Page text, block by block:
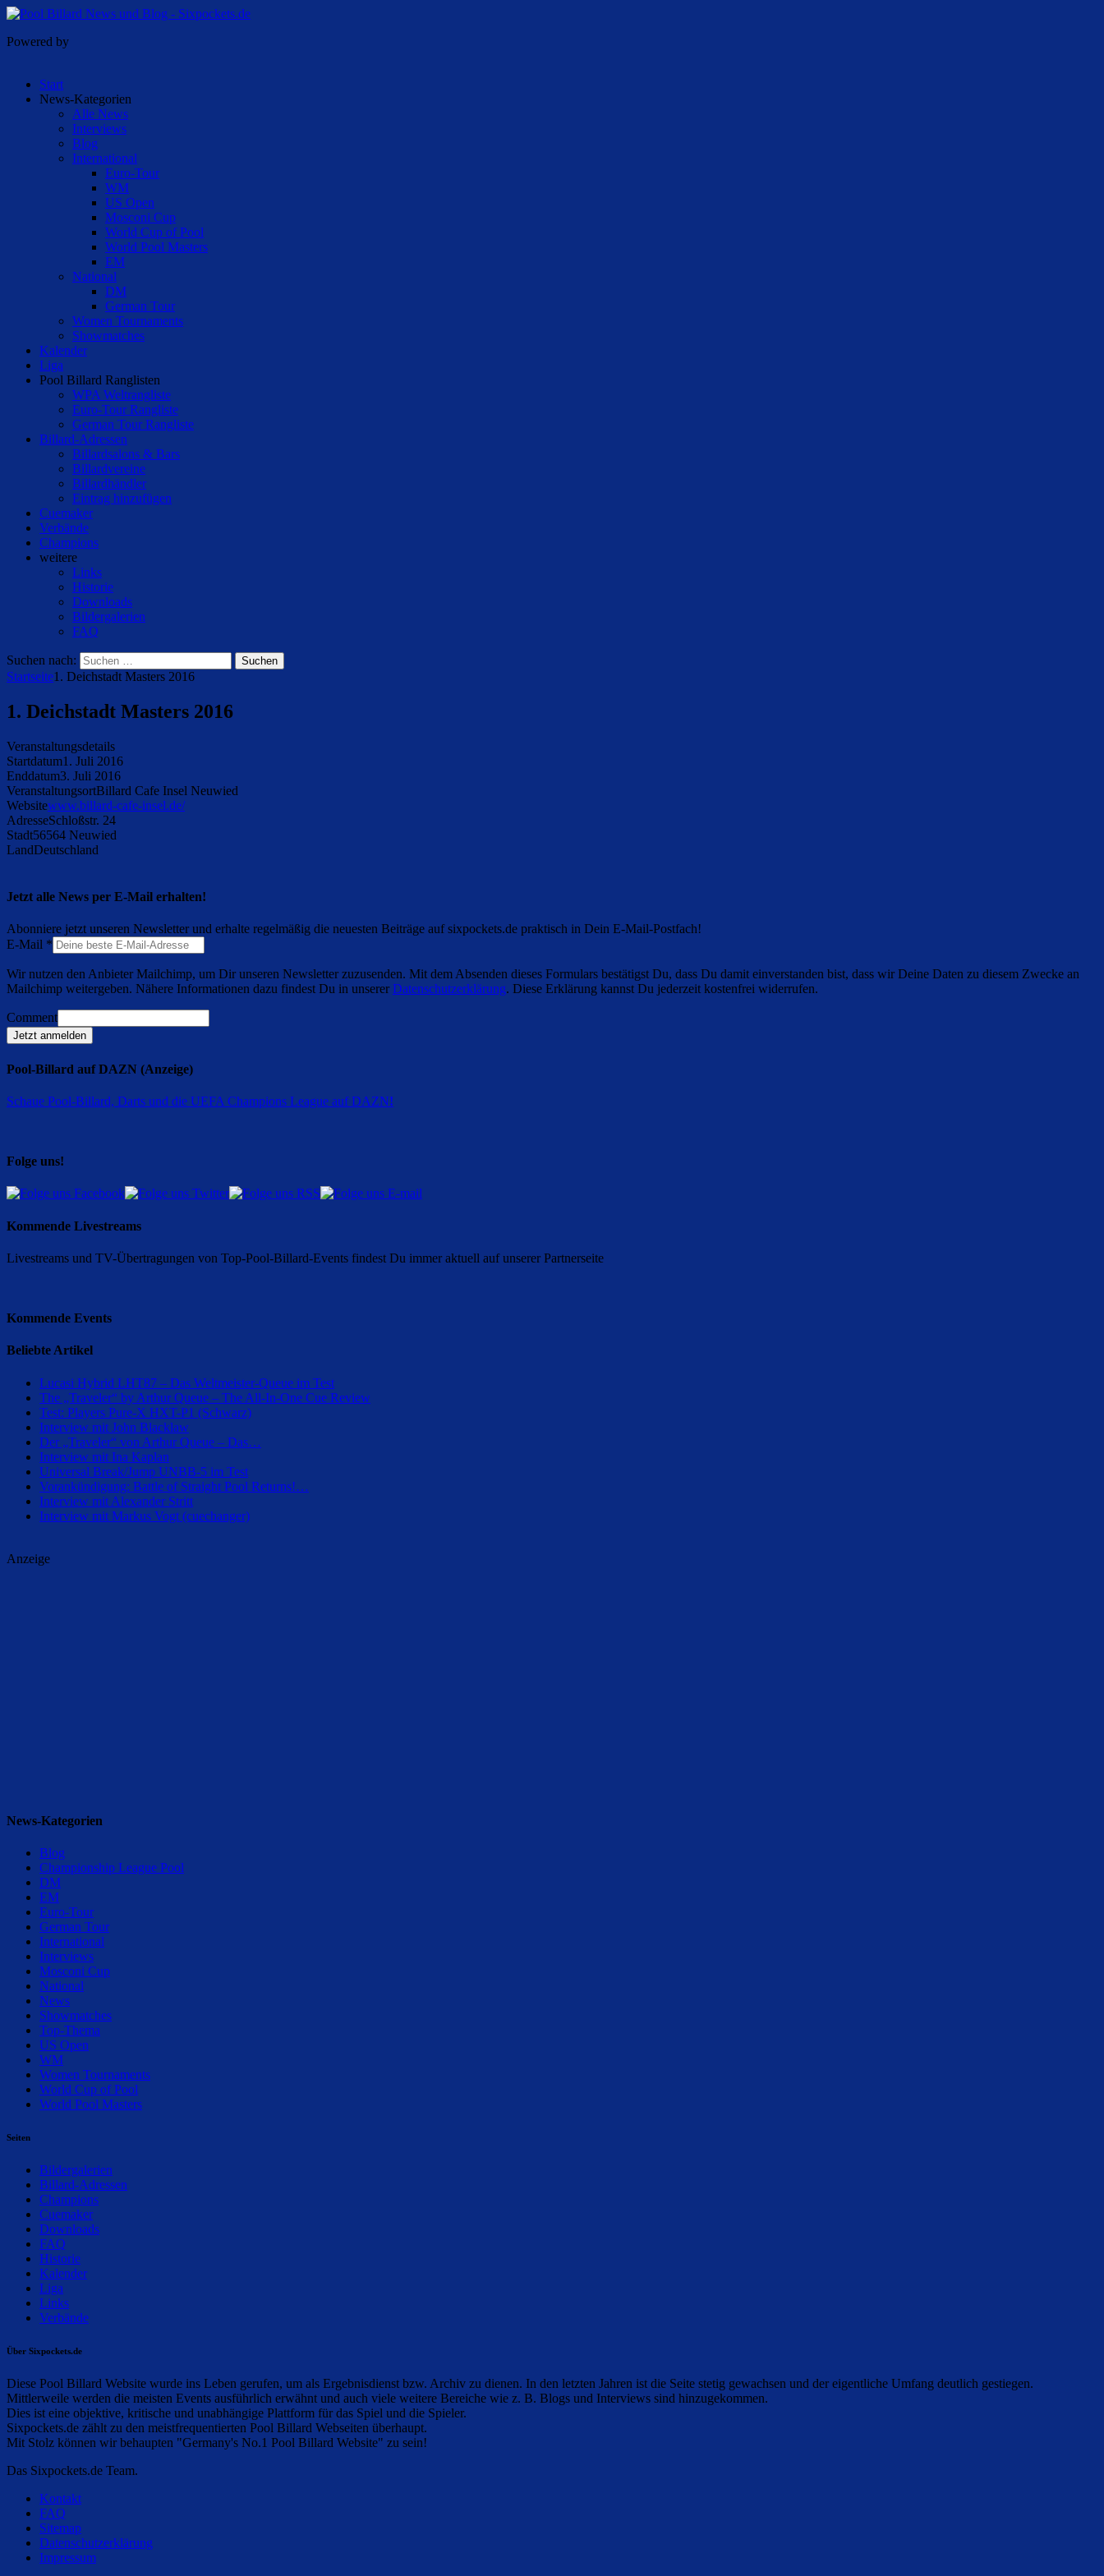
Powered by
Start
News-Kategorien
Alle News
Interviews
Blog
International
Euro-Tour
WM
US Open
Mosconi Cup
World Cup of Pool
World Pool Masters
EM
National
DM
German Tour
Women Tournaments
Showmatches
Kalender
Liga
Pool Billard Ranglisten
WPA Weltrangliste
Euro-Tour Rangliste
German Tour Rangliste
Billard-Adressen
Billardsalons & Bars
Billardvereine
Billardhändler
Eintrag hinzufügen
Cuemaker
Verbände
Champions
weitere
Links
Historie
Downloads
Bildergalerien
FAQ
Suchen nach:
Startseite1. Deichstadt Masters 2016
1. Deichstadt Masters 2016
Veranstaltungsdetails
Startdatum1. Juli 2016
Enddatum3. Juli 2016
VeranstaltungsortBillard Cafe Insel Neuwied
Websitewww.billard-cafe-insel.de/
AdresseSchloßstr. 24
Stadt56564 Neuwied
LandDeutschland
Jetzt alle News per E-Mail erhalten!
Abonniere jetzt unseren Newsletter und erhalte regelmäßig die neuesten Beiträge auf sixpockets.de praktisch in Dein E-Mail-Postfach!
E-Mail *
Wir nutzen den Anbieter Mailchimp, um Dir unseren Newsletter zuzusenden. Mit dem Absenden dieses Formulars bestätigst Du, dass Du damit einverstanden bist, dass wir Deine Daten zu diesem Zwecke an
Mailchimp weitergeben. Nähere Informationen dazu findest Du in unsererDatenschutzerklärung. Diese Erklärung kannst Du jederzeit kostenfrei widerrufen.
Comment
Jetzt anmelden
Pool-Billard auf DAZN (Anzeige)
Schaue Pool-Billard, Darts und die UEFA Champions League auf DAZN!
Folge uns!
Kommende Livestreams
Livestreams und TV-Übertragungen von Top-Pool-Billard-Events findest Du immer aktuell auf unserer Partnerseite
Kommende Events
Beliebte Artikel
Lucasi Hybrid LHT87 – Das Weltmeister-Queue im Test
The „Traveler“ by Arthur Queue – The All-In-One Cue Review
Test: Players Pure-X HXT-P1 (Schwarz)
Interview mit John Blacklaw
Der „Traveler“ von Arthur Queue – Das…
Interview mit Ina Kaplan
Universal Break/Jump UNBB-5 im Test
Vorankündigung: Battle of Straight Pool Returns!…
Interview mit Alexander Stritt
Interview mit Markus Vogt (cuechanger)
Anzeige
News-Kategorien
Blog
Championship League Pool
DM
EM
Euro-Tour
German Tour
International
Interviews
Mosconi Cup
National
News
Showmatches
Top-Thema
US Open
WM
Women Tournaments
World Cup of Pool
World Pool Masters
Seiten
Bildergalerien
Billard-Adressen
Champions
Cuemaker
Downloads
FAQ
Historie
Kalender
Liga
Links
Verbände
Über Sixpockets.de
Diese Pool Billard Website wurde ins Leben gerufen, um als Ergebnisdienst bzw. Archiv zu dienen. In den letzten Jahren ist die Seite stetig gewachsen und der eigentliche Umfang deutlich gestiegen.
Mittlerweile werden die meisten Events ausführlich erwähnt und auch viele weitere Bereiche wie z. B. Blogs und Interviews sind hinzugekommen.
Dies ist eine objektive, kritische und unabhängige Plattform für das Spiel und die Spieler.
Sixpockets.de zählt zu den meistfrequentierten Pool Billard Webseiten überhaupt.
Mit Stolz können wir behaupten "Germany's No.1 Pool Billard Website" zu sein!
Das Sixpockets.de Team.
Kontakt
FAQ
Sitemap
Datenschutzerklärung
Impressum